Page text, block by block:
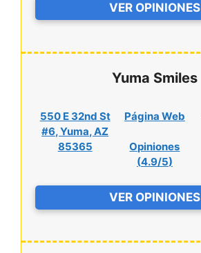
VER OPINIONES
Yuma Smiles
550 E 32nd St
#6, Yuma, AZ
85365
Página Web
Opiniones
(4.9/5)
VER OPINIONES